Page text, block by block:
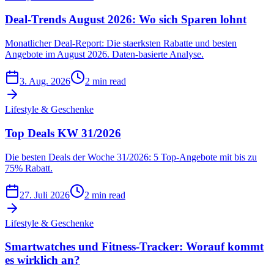
Deal-Trends August 2026: Wo sich Sparen lohnt
Monatlicher Deal-Report: Die staerksten Rabatte und besten
Angebote im August 2026. Daten-basierte Analyse.
3. Aug. 2026 2 min read
Lifestyle & Geschenke
Top Deals KW 31/2026
Die besten Deals der Woche 31/2026: 5 Top-Angebote mit bis zu
75% Rabatt.
27. Juli 2026 2 min read
Lifestyle & Geschenke
Smartwatches und Fitness-Tracker: Worauf kommt
es wirklich an?